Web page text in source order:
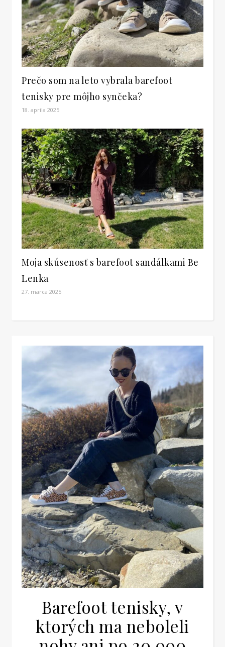
Prečo som na leto vybrala barefoot
tenisky pre môjho synčeka?
18. apríla 2025
Moja skúsenosť s barefoot sandálkami Be
Lenka
27. marca 2025
Barefoot tenisky, v
ktorých ma neboleli